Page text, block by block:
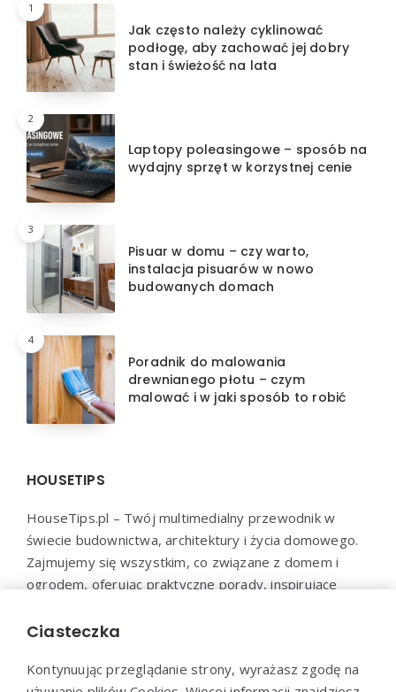
1
Jak często należy cyklinować
podłogę, aby zachować jej dobry
stan i świeżość na lata
2
Laptopy poleasingowe – sposób na
wydajny sprzęt w korzystnej cenie
3
Pisuar w domu – czy warto,
instalacja pisuarów w nowo
budowanych domach
4
Poradnik do malowania
drewnianego płotu – czym
malować i w jaki sposób to robić
HOUSETIPS
HouseTips.pl – Twój multimedialny przewodnik w
świecie budownictwa, architektury i życia domowego.
Zajmujemy się wszystkim, co związane z domem i
ogrodem, oferując praktyczne porady, inspirujące
konsultacje. HouseTips.pl to miejsce, gdzie marzenia o
Ciasteczka
Kontynuując przeglądanie strony, wyrażasz zgodę na